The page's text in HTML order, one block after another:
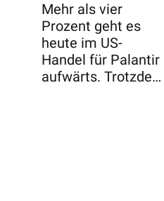
Mehr als vier
Prozent geht es
heute im US-
Handel für Palantir
aufwärts. Trotzdem